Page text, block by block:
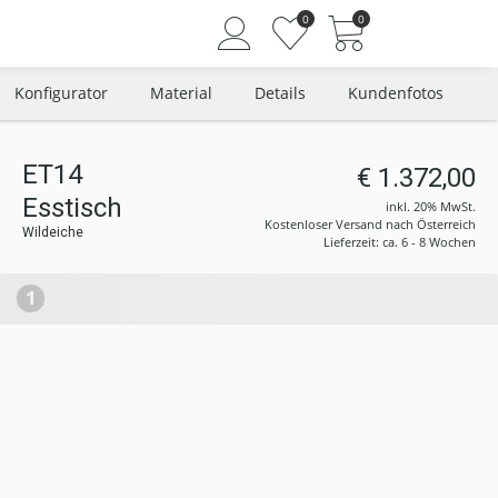
Neuer Kunde? Jetzt registrieren
0 0
Konfigurator Material Details Kundenfotos
ET14
Esstisch
Wildeiche
€ 1.372,00
inkl. 20% MwSt.
Kostenloser Versand nach Österreich
Lieferzeit: ca. 6 - 8 Wochen
1